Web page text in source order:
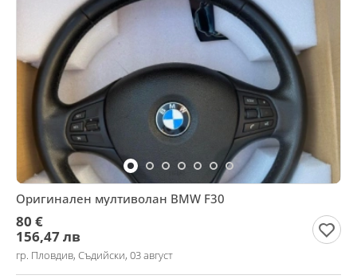
Оригинален мултиволан BMW F30
80 €
156,47 лв
гр. Пловдив, Съдийски, 03 август